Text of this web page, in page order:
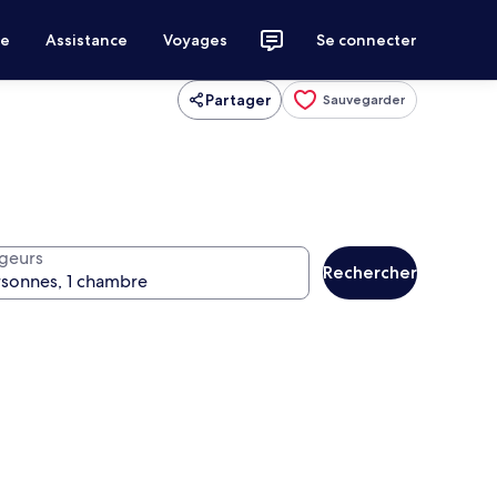
Assistance Voyages Se connecter
Partager Sauvegarder
Rechercher